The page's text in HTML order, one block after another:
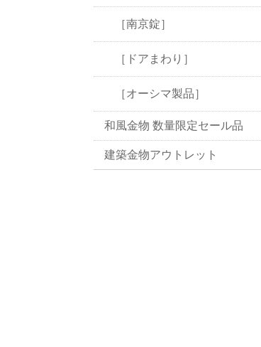
［南京錠］
［ドアまわり］
［オーシマ製品］
和風金物 数量限定セール品
建築金物アウトレット